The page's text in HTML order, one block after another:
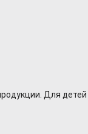
Для детей